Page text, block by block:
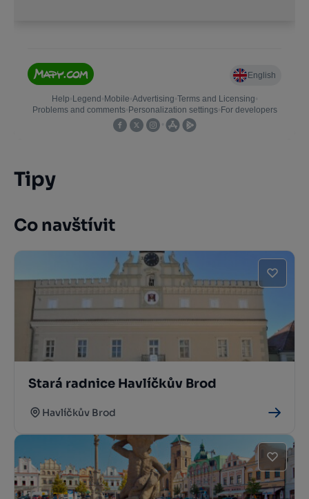
Tipy
Co navštívit
Stará radnice Havlíčkův Brod
Havlíčkův Brod